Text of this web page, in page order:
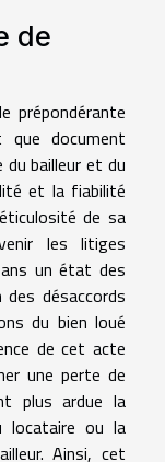
de
prépondérante
document
bailleur et du
et la fiabilité
de sa
les litiges
un état des
désaccords
du bien loué
de cet acte
une perte de
plus ardue la
locataire ou la
Ainsi, cet